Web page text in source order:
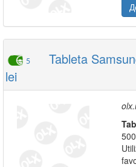
5
Tableta
lei
Tab